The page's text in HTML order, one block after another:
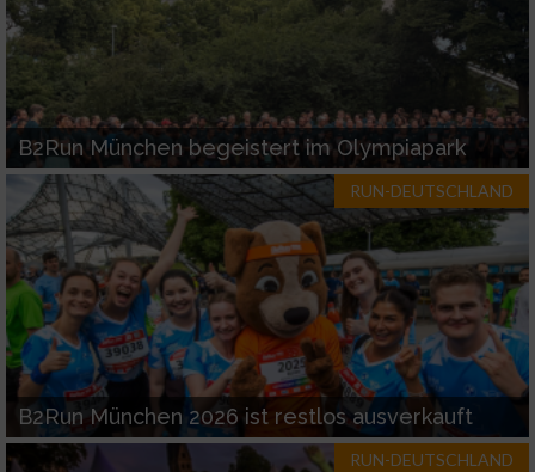
B2Run München begeistert im Olympiapark
RUN-DEUTSCHLAND
B2Run München 2026 ist restlos ausverkauft
RUN-DEUTSCHLAND